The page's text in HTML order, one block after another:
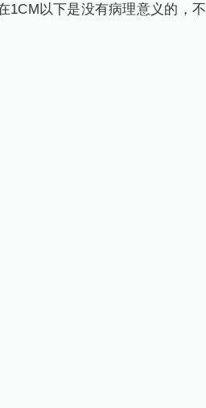
1CM以下是没有病理意义的，不